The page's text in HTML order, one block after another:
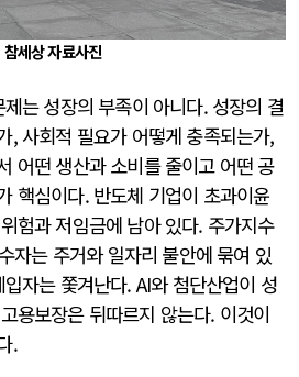
참세상 자료사진
는 성장의 부족이 아니다. 성장의 결
, 사회적 필요가 어떻게 충족되는가,
어떤 생산과 소비를 줄이고 어떤 공
핵심이다. 반도체 기업이 초과이윤
험과 저임금에 남아 있다. 주가지수
자는 주거와 일자리 불안에 묶여 있
자는 쫓겨난다. AI와 첨단산업이 성
용보장은 뒤따르지 않는다. 이것이
.